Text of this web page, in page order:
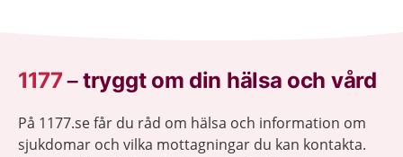
1177–tryggt om din hälsa och vård
På 1177.se får du råd om hälsa och information om
sjukdomar och vilka mottagningar du kan kontakta.